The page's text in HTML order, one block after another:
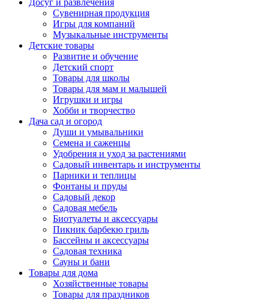
Сувенирная продукция
Игры для компаний
Музыкальные инструменты
Детские товары
Развитие и обучение
Детский спорт
Товары для школы
Товары для мам и малышей
Игрушки и игры
Хобби и творчество
Дача сад и огород
Души и умывальники
Семена и саженцы
Удобрения и уход за растениями
Садовый инвентарь и инструменты
Парники и теплицы
Фонтаны и пруды
Садовый декор
Садовая мебель
Биотуалеты и аксессуары
Пикник барбекю гриль
Бассейны и аксессуары
Садовая техника
Сауны и бани
Товары для дома
Хозяйственные товары
Товары для праздников